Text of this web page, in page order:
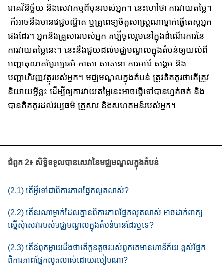
ជំពូក 2៖ សិទ្ធិទទួលបានសេវានៃមជ្ឈមណ្ឌលក្នុងតំបន់
(2.1) តើ​អ្វី​ទៅ​ជា​ពិការភាពផ្នែក​លូត​លាស់?
(2.2) តើ​នរណាម្នាក់​ដែ​លគ្មាន​ពិការភាពផ្នែក​លូត​លាស់ អាច​ដាក់​ពាក្យ​
ស្នើសុំ​សេវា​របស់​មជ្ឈមណ្ឌល​​​ក្នុងតំបន់បាន​ដែរ​ឬ​ទេ​?​
(2.3) តើឪពុកម្ដាយ​ដឹង​ថា​តើ​កូន​តូច​របស់​ពួកគេ​មាន​ហានិភ័​យ ខ្ពស់​ផ្នែក
ពិការភាពផ្នែក​លូត​លាស់​ដោយ​របៀប​ណា​?
រោគ​វិនិច្ឆ័យ​ និង​សេវាកម្ម​ពី​មុន​របស់​អ្នក​។​ នេះហៅ​ថា​ ការ​វាយ​តម្លៃ​។​
ក៏​អាច​នឹង​មាន​វេជ្ជបណ្ឌិត​ ឬ​គ្រូពេទ្យចិត្តសាស្រ្ត​ណាម្នាក់​ធ្វើ​តេស្ត​អ្នក​
ផង​ដែរ​។​ ​អ្នកនិងគ្រួសារ​របស់​អ្នក​ គប្បីចូល​រួម​នៅ​ក្នុង​ដំណើរ​ការ​នៃ​
ការ​វាយ​តម្លៃ​នេះ​។​ ​នេះ​នឹង​ជួយ​ដល់​មជ្ឈមណ្ឌលក្នុងតំបន់ឲ្យ​យល់​ពី​​
បញ្ហា​គុណ​តម្លៃ​វប្បធម៌ ​ភាសា សាសនា ការ​អប់រំ សង្គម និង​
បញ្ហាហិរញ្ញវត្ថុ​របស់​អ្នក​។​ មជ្ឈមណ្ឌលក្នុងតំបន់ ​ត្រូវ​គិត​គូរ​​​ថា​តើ​ត្រូវ​
និយាយ​អ្វីខ្លះ​ ដើម្បីឲ្យ​ការ​វាយ​តម្លៃ​​នេះ​អាច​​ធ្វើ​ទៅ​បា​ន​​ហ្មត់ចត់​ និង​
បាន​គិត​គូរ​ដល់​វប្បធម៌​ គ្រួសារ​ និង​សហគមន៍​របស់​អ្នក។​